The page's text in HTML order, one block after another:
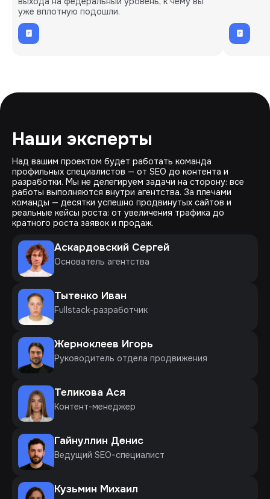
уже вплотную подошли.
Наши эксперты
Над вашим проектом будет работать команда
профильных специалистов — от SEO до контента и
разработки. Мы не делегируем задачи на сторону: все
работы выполняются внутри агентства. За плечами
команды — десятки успешно продвинутых сайтов и
реальные кейсы роста: от увеличения трафика до
кратного роста заявок и продаж.
Аскардовский Сергей
Основатель агентства
Тытенко Иван
Fullstack-разработчик
Жерноклеев Игорь
Руководитель отдела продвижения
Теликова Ася
Контент-менеджер
Гайнуллин Денис
Ведущий SEO-специалист
Кузьмин Михаил